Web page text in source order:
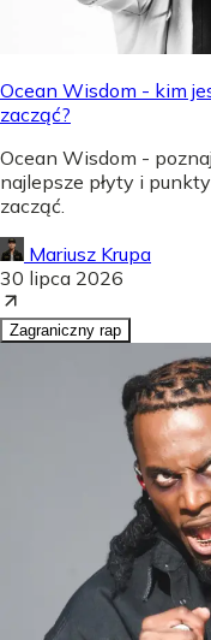
Ocean Wisdom - kim
zacząć?
Ocean Wisdom -
najlepsze płyty i
zacząć.
Mariusz Krupa
30 lipca 2026
Zagraniczny rap